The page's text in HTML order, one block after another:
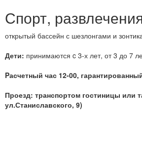
Спорт,
открытый бассейн с шезлонгами и
Дети: принимаются c 3-х лет, от 3 до 7
Pасчетный час 12-00,
Проезд: транспортом гостиницы или
ул.Станиславского, 9)